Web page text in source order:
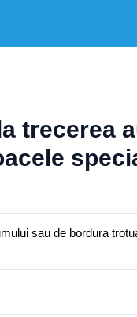
trecerea
sau de bordura